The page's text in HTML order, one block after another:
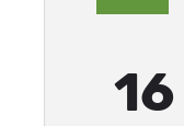
16